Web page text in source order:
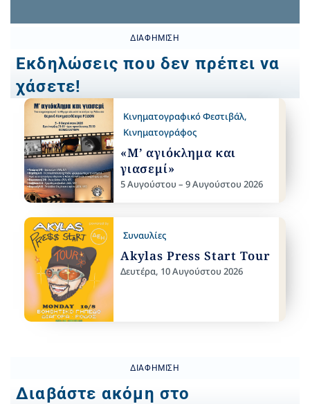
ΔΙΑΦΉΜΙΣΗ
Εκδηλώσεις που δεν πρέπει να
χάσετε!
Κινηματογραφικό Φεστιβάλ,
Κινηματογράφος
«Μ’ αγιόκλημα και
γιασεμί»
5 Αυγούστου – 9 Αυγούστου 2026
Συναυλίες
Akylas Press Start Tour
Δευτέρα, 10 Αυγούστου 2026
ΔΙΑΦΉΜΙΣΗ
Διαβάστε ακόμη στο